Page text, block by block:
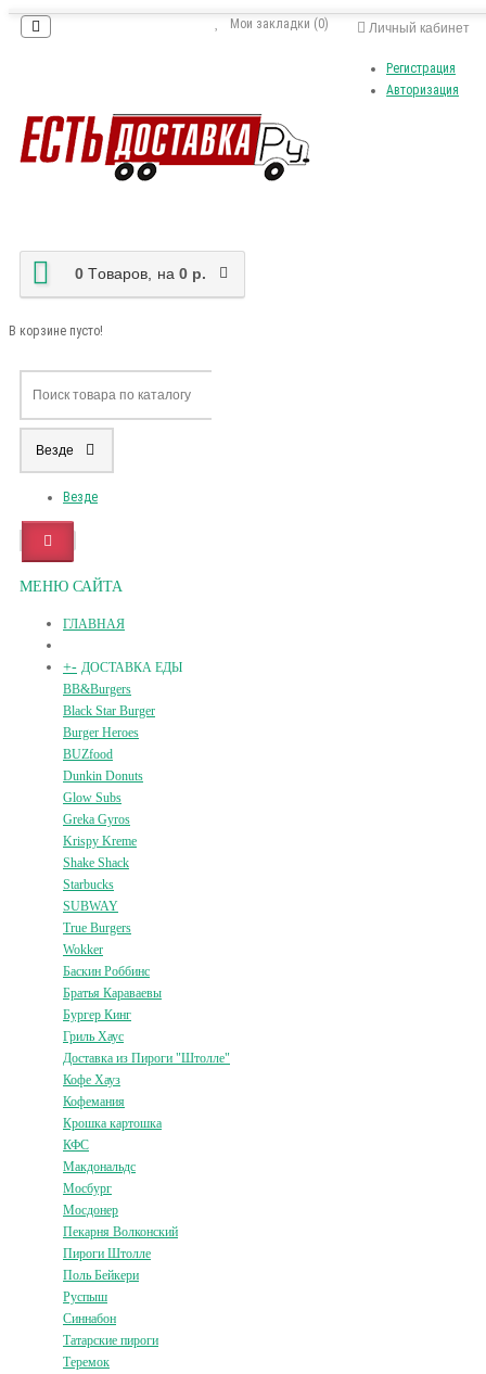
Личный кабинет
Регистрация
Авторизация
Мои закладки (0)
0 Tоваров, на 0 р.
В корзине пусто!
Везде
Везде
МЕНЮ САЙТА
ГЛАВНАЯ
+- ДОСТАВКА ЕДЫ
BB&Burgers
Black Star Burger
Burger Heroes
BUZfood
Dunkin Donuts
Glow Subs
Greka Gyros
Krispy Kreme
Shake Shack
Starbucks
SUBWAY
True Burgers
Wokker
Баскин Роббинс
Братья Караваевы
Бургер Кинг
Гриль Хаус
Доставка из Пироги "Штолле"
Кофе Хауз
Кофемания
Крошка картошка
КФС
Макдональдс
Мосбург
Мосдонер
Пекарня Волконский
Пироги Штолле
Поль Бейкери
Руспыш
Синнабон
Татарские пироги
Теремок